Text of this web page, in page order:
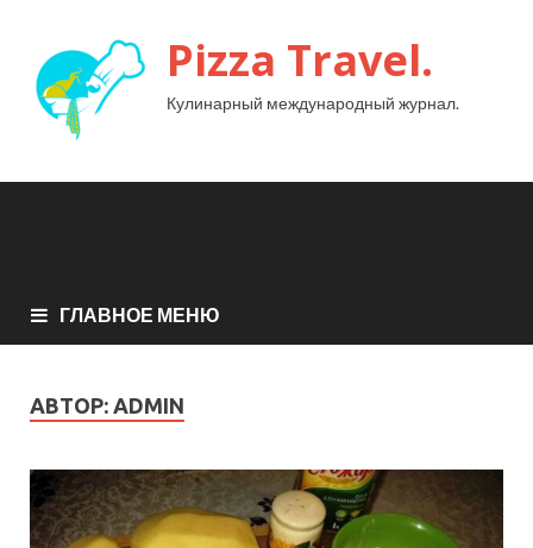
Pizza Travel.
Кулинарный международный журнал.
ГЛАВНОЕ МЕНЮ
АВТОР: ADMIN